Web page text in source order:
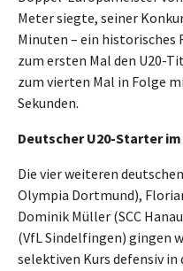
Meter siegte, seiner
Minuten – ein historisches
zum ersten Mal den U20-
zum vierten Mal in Folge
Sekunden.
Deutscher U20-Starter
Die vier weiteren
Olympia Dortmund),
Dominik Müller (SCC
(VfL Sindelfingen) gingen
selektiven Kurs defensiv in